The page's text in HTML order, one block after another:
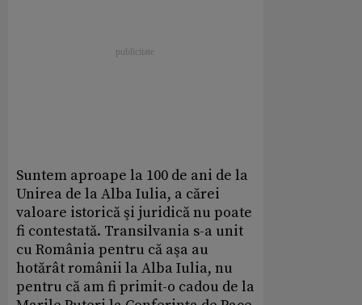
Suntem aproape la 100 de ani de la
Unirea de la Alba Iulia, a cărei
valoare istorică şi juridică nu poate
fi contestată. Transilvania s-a unit
cu România pentru că aşa au
hotărât românii la Alba Iulia, nu
pentru că am fi primit-o cadou de la